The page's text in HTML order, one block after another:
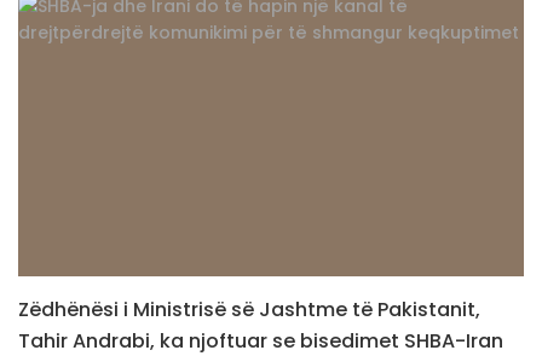
Zëdhënësi i Ministrisë së Jashtme të Pakistanit,
Tahir Andrabi, ka njoftuar se bisedimet SHBA-Iran